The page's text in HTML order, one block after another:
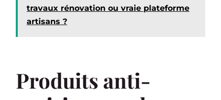
travaux rénovation ou vraie plateforme
artisans ?
Produits anti-